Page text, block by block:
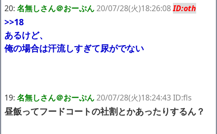
20: 名無しさん＠おーぷん20/07/28(火)18:26:08ID:oth
>>18
あるけど、
俺の場合は汗流しすぎて尿がでない
19: 名無しさん＠おーぷん20/07/28(火)18:24:43 ID:fls
昼飯ってフードコートの社割とかあったりするん？